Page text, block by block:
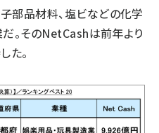
部品材料、塩ビなどの化学
。そのNetCashは前年より
た。